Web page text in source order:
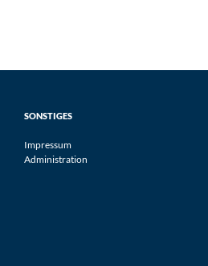
SONSTIGES
Impressum
Administration